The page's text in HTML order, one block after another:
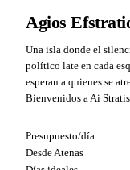
Agios
Una isla donde el
político late en cada
esperan a quienes se
Bienvenidos a Ai
Presupuesto/día
Desde Atenas